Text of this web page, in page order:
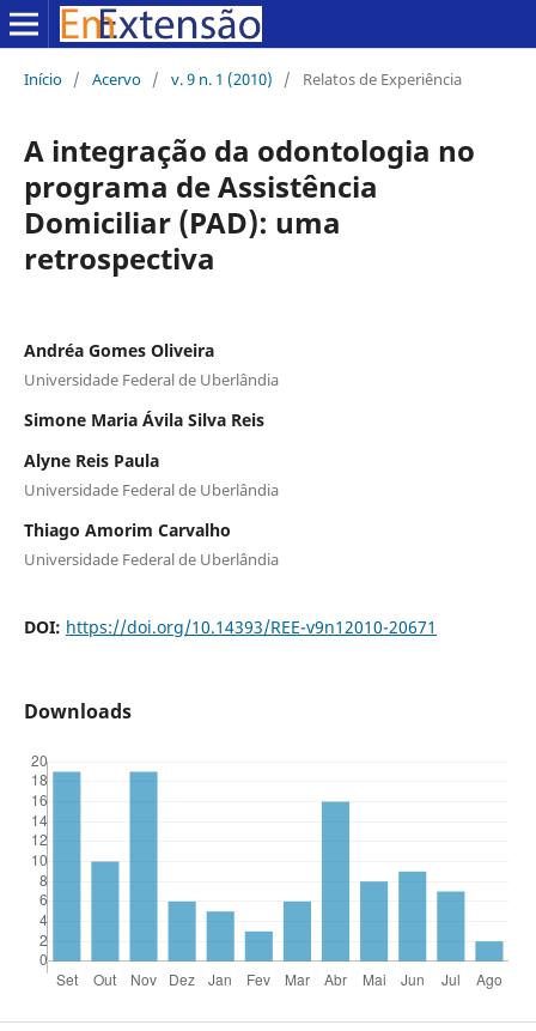
Início / Acervo / v. 9 n. 1 (2010) / Relatos de Experiência
A integração da odontologia no
programa de Assistência
Domiciliar (PAD): uma
retrospectiva
Andréa Gomes Oliveira
Universidade Federal de Uberlândia
Simone Maria Ávila Silva Reis
Alyne Reis Paula
Universidade Federal de Uberlândia
Thiago Amorim Carvalho
Universidade Federal de Uberlândia
DOI: https://doi.org/10.14393/REE-v9n12010-20671
Downloads